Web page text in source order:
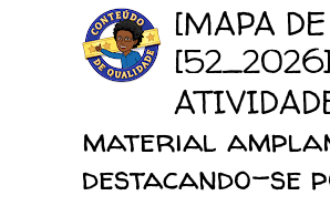
[MAPA
[52_2026]
material
destacando-se